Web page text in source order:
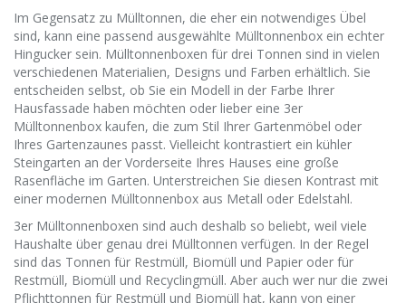
Im Gegensatz zu Mülltonnen, die eher ein notwendiges Übel
sind, kann eine passend ausgewählte Mülltonnenbox ein echter
Hingucker sein. Mülltonnenboxen für drei Tonnen sind in vielen
verschiedenen Materialien, Designs und Farben erhältlich. Sie
entscheiden selbst, ob Sie ein Modell in der Farbe Ihrer
Hausfassade haben möchten oder lieber eine 3er
Mülltonnenbox kaufen, die zum Stil Ihrer Gartenmöbel oder
Ihres Gartenzaunes passt. Vielleicht kontrastiert ein kühler
Steingarten an der Vorderseite Ihres Hauses eine große
Rasenfläche im Garten. Unterstreichen Sie diesen Kontrast mit
einer modernen Mülltonnenbox aus Metall oder Edelstahl.
3er Mülltonnenboxen sind auch deshalb so beliebt, weil viele
Haushalte über genau drei Mülltonnen verfügen. In der Regel
sind das Tonnen für Restmüll, Biomüll und Papier oder für
Restmüll, Biomüll und Recyclingmüll. Aber auch wer nur die zwei
Pflichttonnen für Restmüll und Biomüll hat, kann von einer